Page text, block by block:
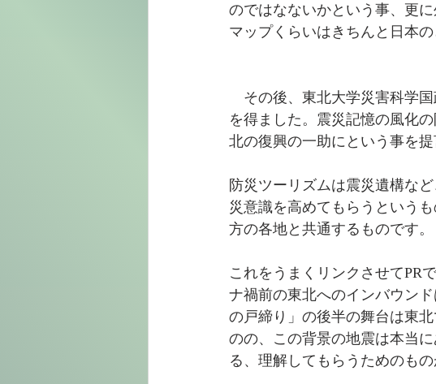
のではなないかという事、更
マップくらいはきちんと日本
その後、東北大学災害科学
を得ました。震災記憶の風化
北の復興の一助にという事を提
防災ツーリズムは震災遺構な
災意識を高めてもらうという
方の各地と共通するものです。
これをうまくリンクさせてPR
ナ禍前の東北へのインバウン
の戸締り」の後半の舞台は東
のの、この背景の地震は本当
る、理解してもらうためのも